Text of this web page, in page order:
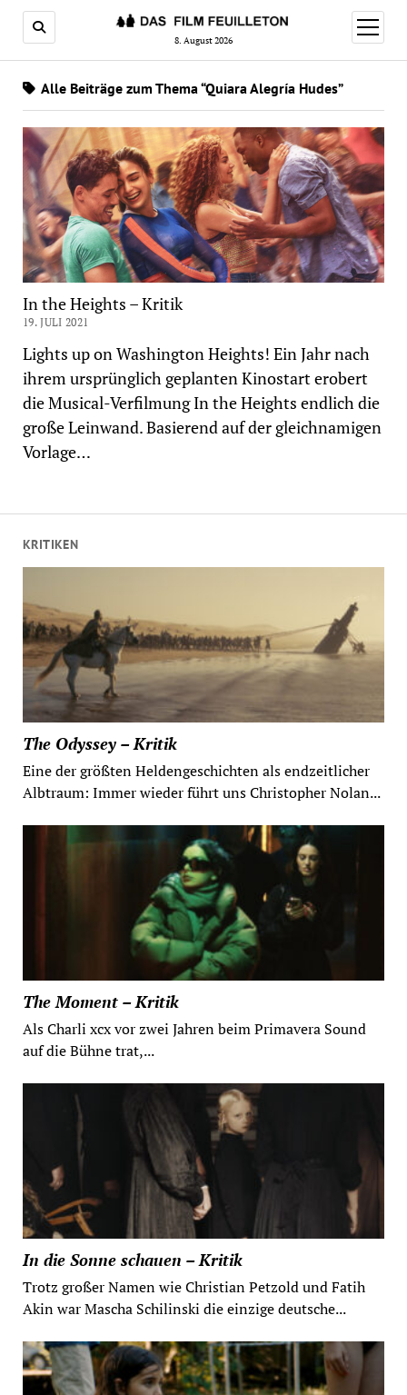
8. August 2026
Menü
öffnen
KRITIKEN
The Odyssey – Kritik
Eine der größten Heldengeschichten als endzeitlicher
Albtraum: Immer wieder führt uns Christopher Nolan...
The Moment – Kritik
Als Charli xcx vor zwei Jahren beim Primavera Sound
auf die Bühne trat,...
In die Sonne schauen – Kritik
Trotz großer Namen wie Christian Petzold und Fatih
Akin war Mascha Schilinski die einzige deutsche...
Alle Beiträge zum Thema “Quiara Alegría Hudes”
In the Heights – Kritik
19. JULI 2021
Lights up on Washington Heights! Ein Jahr nach
ihrem ursprünglich geplanten Kinostart erobert
die Musical-Verfilmung In the Heights endlich die
große Leinwand. Basierend auf der gleichnamigen
Vorlage…